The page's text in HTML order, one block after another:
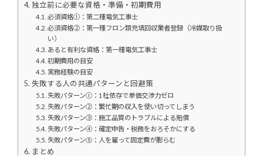
独立前に必要な資格・準備・初期費用
必須資格①：第二種電気工事士
必須資格②：第一種フロン類充填回収業者登録（冷媒取り扱
い）
あると有利な資格：第一種電気工事士
初期費用の目安
実務経験の目安
失敗する人の共通パターンと回避策
失敗パターン①：1社依存で単価交渉力ゼロ
失敗パターン②：繁忙期の収入を使い切ってしまう
失敗パターン③：施工品質のトラブルによる賠償
失敗パターン④：確定申告・税務をおろそかにする
失敗パターン⑤：人を雇って固定費が膨らむ
まとめ